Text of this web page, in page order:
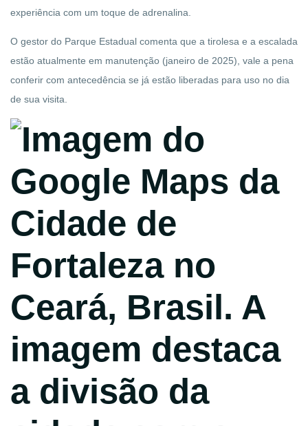
experiência com um toque de adrenalina.
O gestor do Parque Estadual comenta que a tirolesa e a escalada
estão atualmente em manutenção (janeiro de 2025), vale a pena
conferir com antecedência se já estão liberadas para uso no dia
de sua visita.